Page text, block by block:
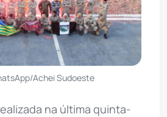
Achei Sudoeste
na última quinta-